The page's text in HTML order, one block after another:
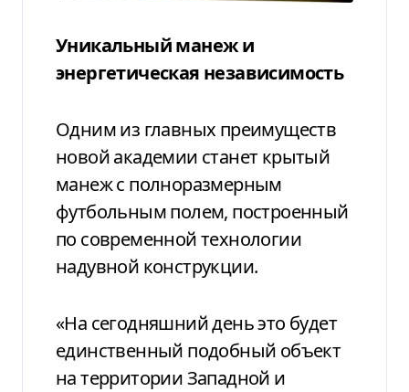
Уникальный манеж и
энергетическая независимость
Одним из главных преимуществ
новой академии станет крытый
манеж с полноразмерным
футбольным полем, построенный
по современной технологии
надувной конструкции.
«На сегодняшний день это будет
единственный подобный объект
на территории Западной и